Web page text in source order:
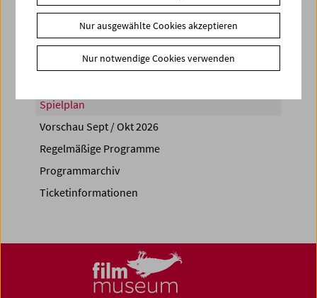
Share on
Spielplan
Vorschau Sept / Okt 2026
Regelmäßige Programme
Programmarchiv
Ticketinformationen
Nur ausgewählte Cookies akzeptieren
Nur notwendige Cookies verwenden